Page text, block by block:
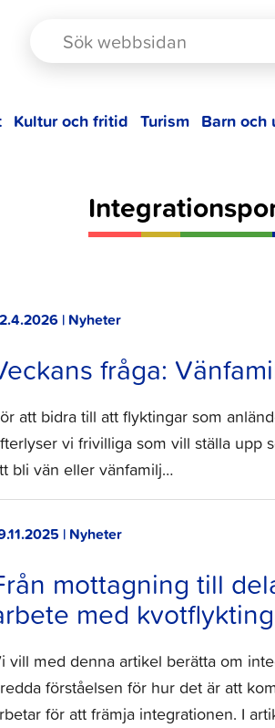
Kultur och fritid Turism Barn
| Nyheter
fråga:
att bidra till att flyktingar som
vi frivilliga som vill ställa upp
bli vän eller vänfamilj…
| Nyheter
mottagning till
med
vill med denna artikel berätta om
förståelsen för hur det är att
för att främja integrationen. I